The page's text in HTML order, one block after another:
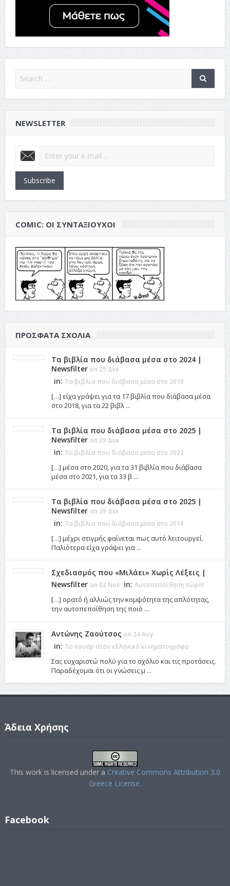
NEWSLETTER
Subscribe
COMIC: ΟΙ ΣΥΝΤΑΞΙΟΎΧΟΙ
ΠΡΌΣΦΑΤΑ ΣΧΌΛΙΑ
Τα βιβλία που διάβασα μέσα στο 2024 |
Newsfilter on 29 Δεκ
in: Τα βιβλία που διάβασα μέσα στο 2019
[…] είχα γράψει για τα 17 βιβλία που διάβασα μέσα
στο 2018, για τα 22 βιβλ ...
Τα βιβλία που διάβασα μέσα στο 2025 |
Newsfilter on 29 Δεκ
in: Τα βιβλία που διάβασα μέσα στο 2022
[…] μέσα στο 2020, για τα 31 βιβλία που διάβασα
μέσα στο 2021, για τα 33 β ...
Τα βιβλία που διάβασα μέσα στο 2025 |
Newsfilter on 29 Δεκ
in: Τα βιβλία που διάβασα μέσα στο 2018
[…] μέχρι στιγμής φαίνεται πως αυτό λειτουργεί.
Παλιότερα είχα γράψει για ...
Σχεδιασμός που «Μιλάει» Χωρίς Λέξεις |
Newsfilter on 03 Νοέ in: Αυτοπεποίθηση τώρα!
[…] ορατό ή αλλιώς την κομψότητα της απλότητας,
την αυτοπεποίθηση της ποιό ...
Αντώνης Ζαούτσος on 24 Αυγ
in: Το νουάρ στον ελληνικό κινηματογράφο
Σας ευχαριστώ πολύ για το σχόλιο και τις προτάσεις.
Παραδέχομαι ότι οι γνώσεις μ ...
Άδεια Χρήσης
This work is licensed under a Creative Commons Attribution 3.0
Greece License.
Facebook